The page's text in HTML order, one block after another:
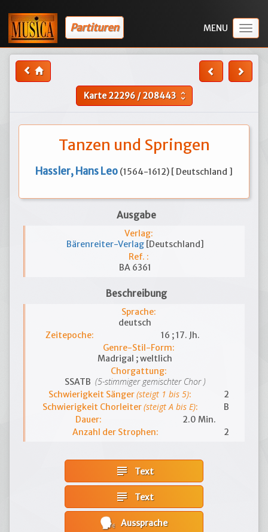
Partituren
Karte22296/208443 unfold_more
Tanzen und Springen
Hassler, Hans Leo (1564-1612) [ Deutschland ]
Ausgabe
Verlag:
Bärenreiter-Verlag [Deutschland]
Ref. :
BA 6361
Beschreibung
Sprache:
deutsch
Zeitepoche:
16 ; 17. Jh.
Genre-Stil-Form:
Madrigal ; weltlich
Chorgattung:
SSATB (5-stimmiger gemischter Chor )
Schwierigkeit Sänger(steigt 1 bis 5):
2
Schwierigkeit Chorleiter(steigt A bis E):
B
Dauer:
2.0 Min.
Anzahl der Strophen:
2
subject Text
subject Text
Aussprache